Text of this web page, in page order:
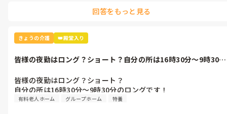
回答をもっと見る
きょうの介護 👑殿堂入り
皆様の夜勤はロング？ショート？自分の所は16時30分〜9時30分
皆様の夜勤はロング？ショート？
自分の所は16時30分〜9時30分のロングです！
有料老人ホーム グループホーム 特養